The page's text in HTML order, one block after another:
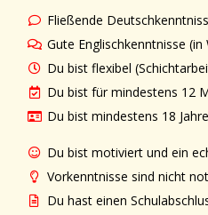
Fließende
Gute Englischkenntnisse
Du bist flexibel
Du bist für mindestens 12
Du bist mindestens 18
Du bist motiviert und ein
Vorkenntnisse sind nicht
Du hast einen